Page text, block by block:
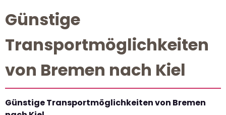
Günstige
Transportmöglichkeiten
von Bremen nach Kiel
Günstige Transportmöglichkeiten von Bremen